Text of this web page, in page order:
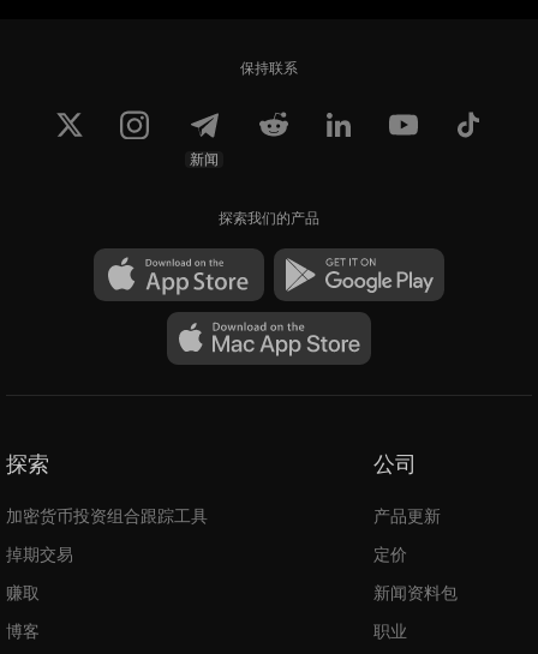
保持联系
新闻
探索我们的产品
探索
加密货币投资组合跟踪工具
掉期交易
赚取
博客
公司
产品更新
定价
新闻资料包
职业